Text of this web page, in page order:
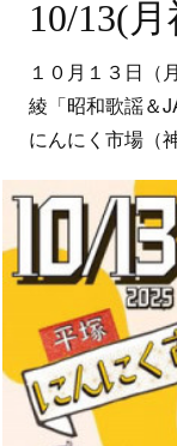
１０月１３日（
綾「昭和歌謡＆
にんにく市場（